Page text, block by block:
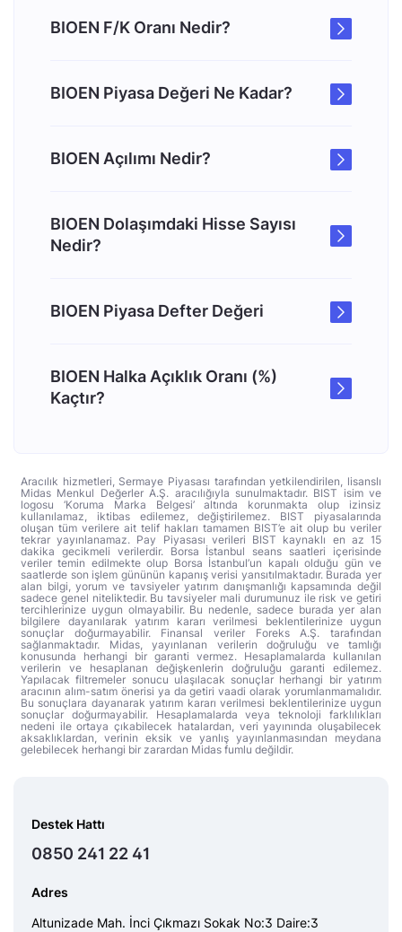
BIOEN F/K Oranı Nedir?
BIOEN Piyasa Değeri Ne Kadar?
BIOEN Açılımı Nedir?
BIOEN Dolaşımdaki Hisse Sayısı
Nedir?
BIOEN Piyasa Defter Değeri
BIOEN Halka Açıklık Oranı (%)
Kaçtır?
Aracılık hizmetleri, Sermaye Piyasası tarafından yetkilendirilen, lisanslı
Midas Menkul Değerler A.Ş. aracılığıyla sunulmaktadır. BIST isim ve
logosu ‘Koruma Marka Belgesi’ altında korunmakta olup izinsiz
kullanılamaz, iktibas edilemez, değiştirilemez. BIST piyasalarında
oluşan tüm verilere ait telif hakları tamamen BIST’e ait olup bu veriler
tekrar yayınlanamaz. Pay Piyasası verileri BIST kaynaklı en az 15
dakika gecikmeli verilerdir. Borsa İstanbul seans saatleri içerisinde
veriler temin edilmekte olup Borsa İstanbul’un kapalı olduğu gün ve
saatlerde son işlem gününün kapanış verisi yansıtılmaktadır. Burada yer
alan bilgi, yorum ve tavsiyeler yatırım danışmanlığı kapsamında değil
sadece genel niteliktedir. Bu tavsiyeler mali durumunuz ile risk ve getiri
tercihlerinize uygun olmayabilir. Bu nedenle, sadece burada yer alan
bilgilere dayanılarak yatırım kararı verilmesi beklentilerinize uygun
sonuçlar doğurmayabilir. Finansal veriler Foreks A.Ş. tarafından
sağlanmaktadır. Midas, yayınlanan verilerin doğruluğu ve tamlığı
konusunda herhangi bir garanti vermez. Hesaplamalarda kullanılan
verilerin ve hesaplanan değişkenlerin doğruluğu garanti edilemez.
Yapılacak filtremeler sonucu ulaşılacak sonuçlar herhangi bir yatırım
aracının alım-satım önerisi ya da getiri vaadi olarak yorumlanmamalıdır.
Bu sonuçlara dayanarak yatırım kararı verilmesi beklentilerinize uygun
sonuçlar doğurmayabilir. Hesaplamalarda veya teknoloji farklılıkları
nedeni ile ortaya çıkabilecek hatalardan, veri yayınında oluşabilecek
aksaklıklardan, verinin eksik ve yanlış yayınlanmasından meydana
gelebilecek herhangi bir zarardan Midas fumlu değildir.
Destek Hattı
0850 241 22 41
Adres
Altunizade Mah. İnci Çıkmazı Sokak No:3 Daire:3